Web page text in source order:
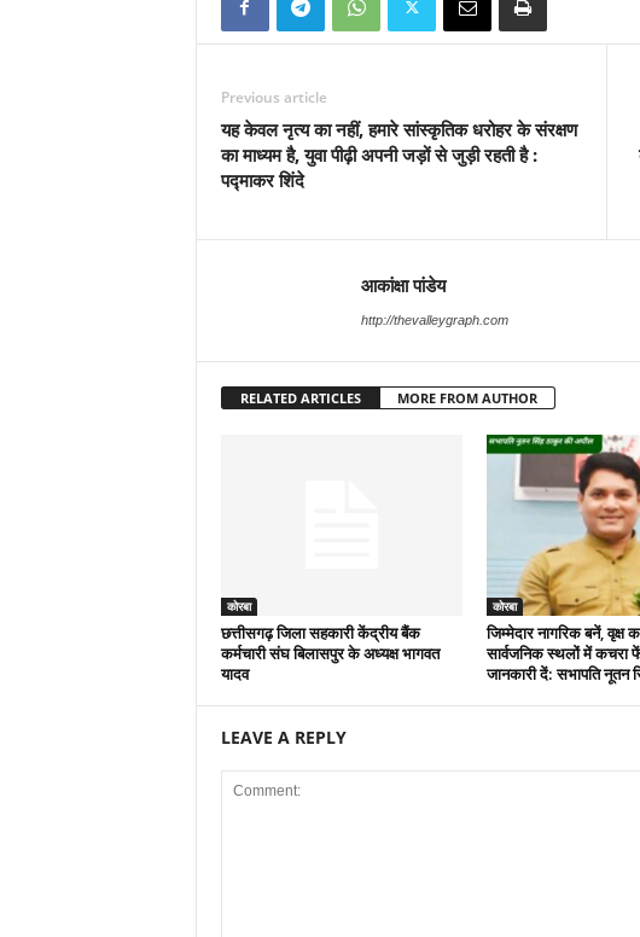
Previous article
यह केवल नृत्य का नहीं, हमारे सांस्कृतिक धरोहर के संरक्षण
का माध्यम है, युवा पीढ़ी अपनी जड़ों से जुड़ी रहती है :
पद्माकर शिंदे
आकांक्षा पांडेय
http://thevalleygraph.com
RELATED ARTICLES MORE FROM AUTHOR
कोरबा
छत्तीसगढ़ जिला सहकारी केंद्रीय बैंक
कर्मचारी संघ बिलासपुर के अध्यक्ष भागवत
यादव
कोरबा
जिम्मेदार नागरिक बनें, वृक्ष
सार्वजनिक स्थलों में कचरा
जानकारी दें: सभापति नूतन
LEAVE A REPLY